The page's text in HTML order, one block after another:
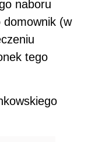
naboru
domownik (w
tego